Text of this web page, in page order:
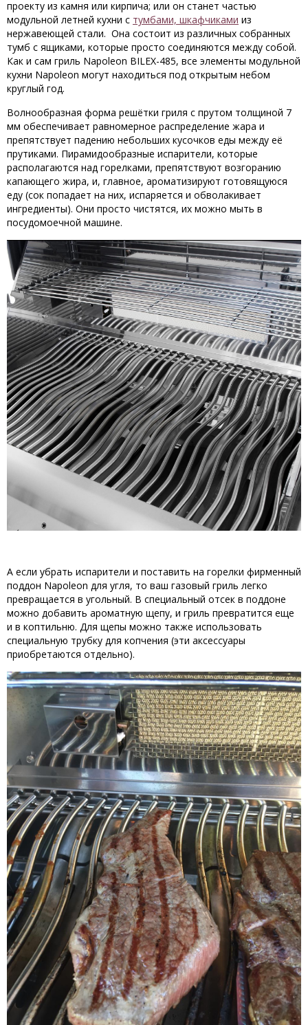
проекту из камня или кирпича; или он станет частью
модульной летней кухни с тумбами, шкафчиками из
нержавеющей стали. Она состоит из различных собранных
тумб с ящиками, которые просто соединяются между собой.
Как и сам гриль Napoleon BILEX-485, все элементы модульной
кухни Napoleon могут находиться под открытым небом
круглый год.
Волнообразная форма решётки гриля с прутом толщиной 7
мм обеспечивает равномерное распределение жара и
препятствует падению небольших кусочков еды между её
прутиками. Пирамидообразные испарители, которые
располагаются над горелками, препятствуют возгоранию
капающего жира, и, главное, ароматизируют готовящуюся
еду (сок попадает на них, испаряется и обволакивает
ингредиенты). Они просто чистятся, их можно мыть в
посудомоечной машине.
А если убрать испарители и поставить на горелки фирменный
поддон Napoleon для угля, то ваш газовый гриль легко
превращается в угольный. В специальный отсек в поддоне
можно добавить ароматную щепу, и гриль превратится еще
и в коптильню. Для щепы можно также использовать
специальную трубку для копчения (эти аксессуары
приобретаются отдельно).